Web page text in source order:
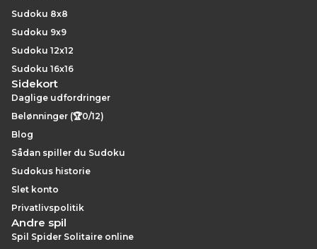
Sudoku 8x8
Sudoku 9x9
Sudoku 12x12
Sudoku 16x16
Sidekort
Daglige udfordringer
Belønninger (🏆0/12)
Blog
Sådan spiller du Sudoku
Sudokus historie
Slet konto
Privatlivspolitik
Andre spil
Spil Spider Solitaire online